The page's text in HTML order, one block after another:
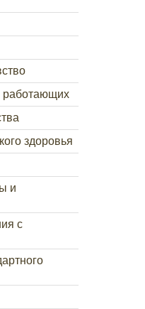
работающих
здоровья
и
с